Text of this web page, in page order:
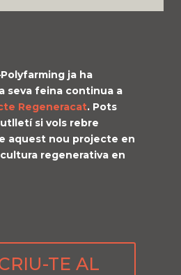
Polyfarmingja ha
seva feina continua a
Regeneracat. Pots
si vols rebre
aquest nou projecte en
regenerativa en
TE AL